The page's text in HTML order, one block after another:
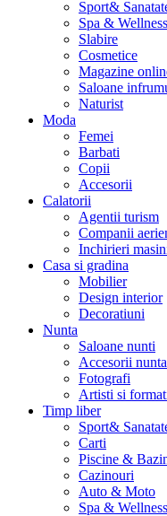
Sport&
Spa & Wellness
Slabire
Cosmetice
Magazine
Saloane
Naturist
Moda
Femei
Barbati
Copii
Accesorii
Calatorii
Agentii turism
Companii
Inchirieri
Casa si gradina
Mobilier
Design interior
Decoratiuni
Nunta
Saloane nunti
Accesorii nunta
Fotografi
Artisti si
Timp liber
Sport&
Carti
Piscine &
Cazinouri
Auto & Moto
Spa & Wellness